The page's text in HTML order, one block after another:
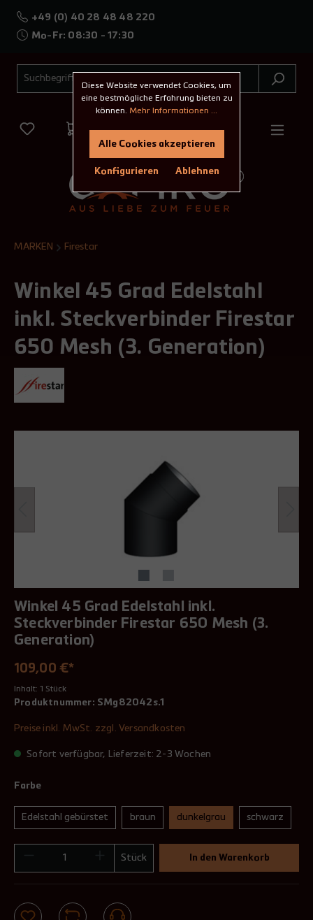
+49 (0) 40 28 48 48 220
Mo-Fr: 08:30 - 17:30
MARKEN Firestar
Winkel 45 Grad Edelstahl
inkl. Steckverbinder Firestar
650 Mesh (3. Generation)
Winkel 45 Grad Edelstahl inkl.
Steckverbinder Firestar 650 Mesh (3.
Generation)
109,00 €*
Inhalt: 1 Stück
Produktnummer: SMg82042s.1
Preise inkl. MwSt. zzgl. Versandkosten
Sofort verfügbar, Lieferzeit: 2-3 Wochen
Farbe
Edelstahl gebürstet braun dunkelgrau schwarz
Stück In den Warenkorb
Diese Website verwendet Cookies, um
eine bestmögliche Erfahrung bieten zu
können. Mehr Informationen ...
Ablehnen
Konfigurieren
Alle Cookies akzeptieren